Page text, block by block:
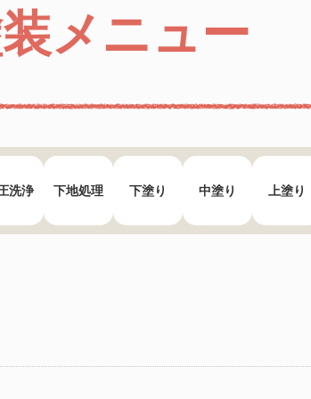
メニュー
洗浄 下地処理 下塗り 中塗り 上塗り